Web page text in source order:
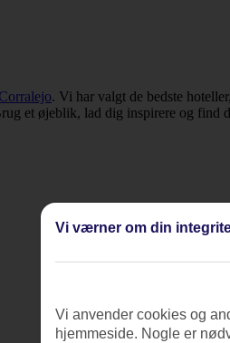
Corralejo. Vi har valgt de bedste
et øjeblik, lad dig inspirere og find
Vi værner om din
Vi anvender cookies og
hjemmeside. Nogle er